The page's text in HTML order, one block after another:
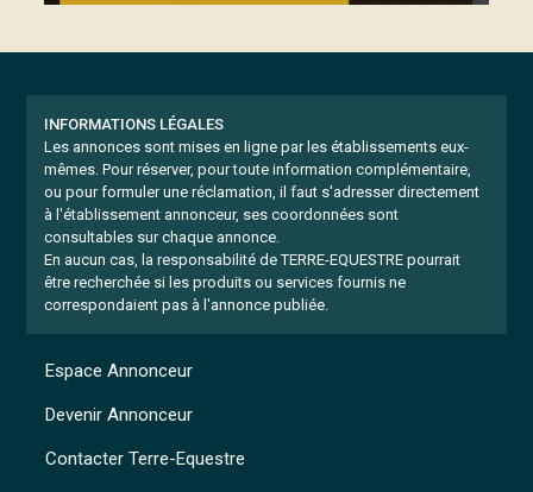
INFORMATIONS LÉGALES
Les annonces sont mises en ligne par les établissements eux-
mêmes. Pour réserver, pour toute information complémentaire,
ou pour formuler une réclamation, il faut s'adresser directement
à l'établissement annonceur, ses coordonnées sont
consultables sur chaque annonce.
En aucun cas, la responsabilité de TERRE-EQUESTRE pourrait
être recherchée si les produits ou services fournis ne
correspondaient pas à l'annonce publiée.
Espace Annonceur
Devenir Annonceur
Contacter Terre-Equestre